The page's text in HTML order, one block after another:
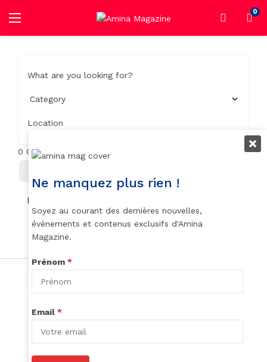
0
What are you looking for?
Location
0 Objets trouvés
No listings found.
Ne manquez plus rien !
Soyez au courant des dernières nouvelles,
événements et contenus exclusifs d'Amina
Magazine.
Prénom *
Email *